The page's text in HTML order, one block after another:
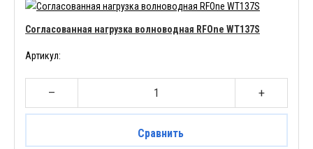
Согласованная нагрузка волноводная RFOne WT137S
Артикул:
– +
Сравнить